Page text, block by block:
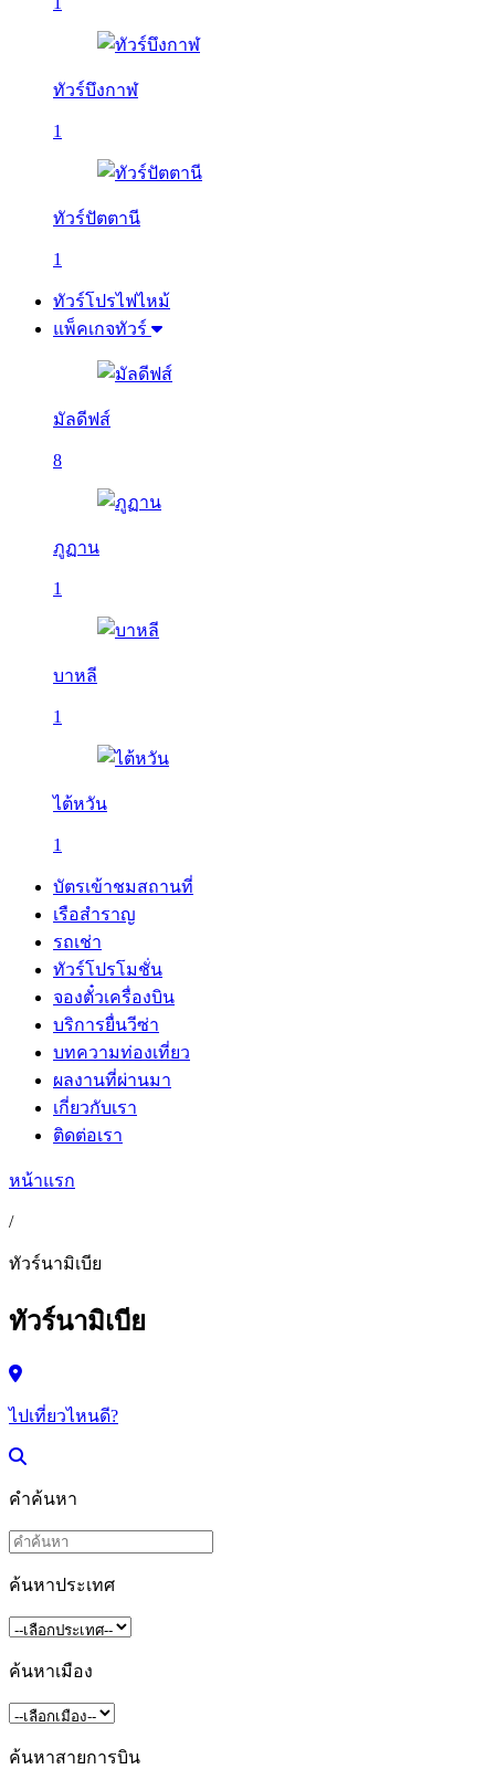
ทัวร์บึงกาฬ
1
ทัวร์ปัตตานี
1
ทัวร์โปรไฟไหม้
แพ็คเกจทัวร์
มัลดีฟส์
8
ภูฏาน
1
บาหลี
1
ไต้หวัน
1
บัตรเข้าชมสถานที่
เรือสำราญ
รถเช่า
ทัวร์โปรโมชั่น
จองตั๋วเครื่องบิน
บริการยื่นวีซ่า
บทความท่องเที่ยว
ผลงานที่ผ่านมา
เกี่ยวกับเรา
ติดต่อเรา
หน้าแรก
/
ทัวร์นามิเบีย
ทัวร์นามิเบีย
ไปเที่ยวไหนดี?
คำค้นหา
ค้นหาประเทศ
ค้นหาเมือง
ค้นหาสายการบิน